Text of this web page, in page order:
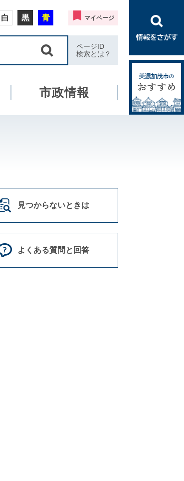
白 黒 青 マイページ
ページID
検索とは？
市政情報
見つからないときは
よくある質問と回答